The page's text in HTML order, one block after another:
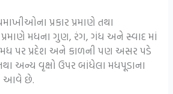
પ્રકાર પ્રમાણે તથા
પ્રમાણે મધના ગુણ, રંગ, ગંધ અને સ્વાદ માં
પર પ્રદેશ અને કાળની પણ અસર પડે
અન્ય વૃક્ષો ઉપર બાંધેલા મધપૂડાના
આવે છે.